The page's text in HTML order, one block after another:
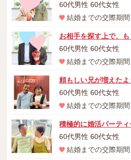
60代男性 60代女性
結婚までの交際期間
お相手を探す上で、
60代男性 60代女性
結婚までの交際期
頼もしい兄が増えたよ
60代男性 60代女性
結婚までの交際期間
積極的に婚活パーテ
60代男性 60代女性
結婚までの交際期間